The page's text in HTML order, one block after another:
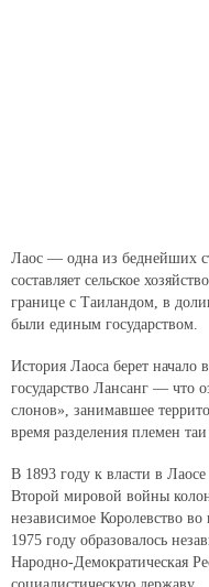
Лаос — одна из беднейших
составляет сельское
границе с Таиландом, в
были единым государством.
История Лаоса берет начало
государство Лансанг — что
слонов», занимавшее
время разделения племен
В 1893 году к власти в
Второй мировой войны
независимое Королевство
1975 году образовалось
Народно-Демократическая